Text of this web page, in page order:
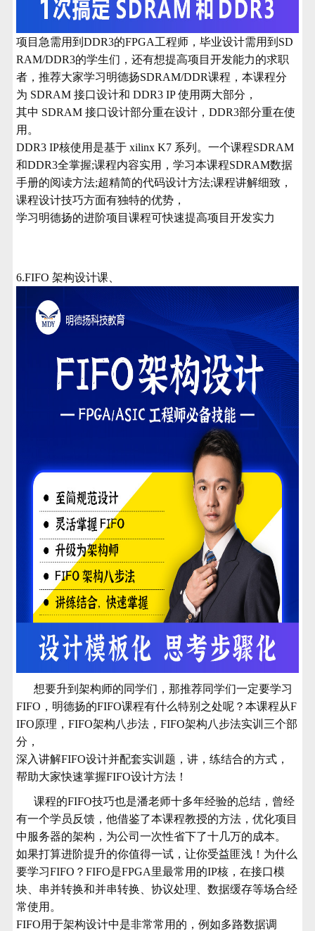
项目急需用到DDR3的FPGA工程师，毕业设计需用到SD
RAM/DDR3的学生们，还有想提高项目开发能力的求职
者，推荐大家学习明德扬SDRAM/DDR课程，本课程分
为 SDRAM 接口设计和 DDR3 IP 使用两大部分，
其中 SDRAM 接口设计部分重在设计，DDR3部分重在使
用。
DDR3 IP核使用是基于 xilinx K7 系列。一个课程SDRAM
和DDR3全掌握;课程内容实用，学习本课程SDRAM数据
手册的阅读方法;超精简的代码设计方法;课程讲解细致，
课程设计技巧方面有独特的优势，
学习明德扬的进阶项目课程可快速提高项目开发实力
6.FIFO 架构设计课、
想要升到架构师的同学们，那推荐同学们一定要学习
FIFO，明德扬的FIFO课程有什么特别之处呢？本课程从F
IFO原理，FIFO架构八步法，FIFO架构八步法实训三个部
分，
深入讲解FIFO设计并配套实训题，讲 ，练结合的方式，
帮助大家快速掌握FIFO设计方法 ！
课程的FIFO技巧也是潘老师十多年经验的总结， 曾经
有一个学员反馈，他借鉴了本课程教授的方法，优化项目
中服务器的架构，为公司一次性省下了十几万的成本。
如果打算进阶提升的你值得一试，让你受益匪浅！为什么
要学习FIFO？FIFO是FPGA里最常用的IP核，在接口模
块、串并转换和并串转换、协议处理、数据缓存等场合经
常使用。
FIFO用于架构设计中是非常常用的，例如多路数据调